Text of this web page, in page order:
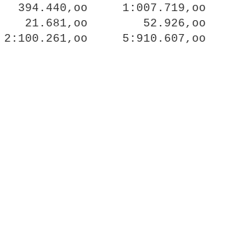
1:007.719,oo
21.681,oo        52.926,oo